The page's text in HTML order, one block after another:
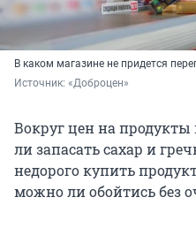
В каком магазине не придется
Источник: «Доброцен»
Вокруг цен на продукты
ли запасать сахар и
недорого купить
можно ли обойтись без